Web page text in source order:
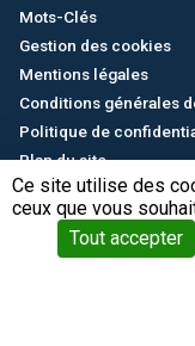
Ce site utilise des
ceux que vous
Tout accepter
Mots-Clés
Gestion des cookies
Mentions légales
Conditions générales
Politique de
Plan du site
English/中文